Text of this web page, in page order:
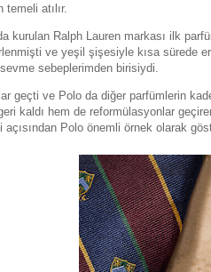
temeli atılır.
kurulan Ralph Lauren markası ilk
ve yeşil şişesiyle kısa sürede
sebeplerimden birisiydi.
geçti ve Polo da diğer parfümlerin
kaldı hem de reformülasyonlar
açısından Polo önemli örnek olarak